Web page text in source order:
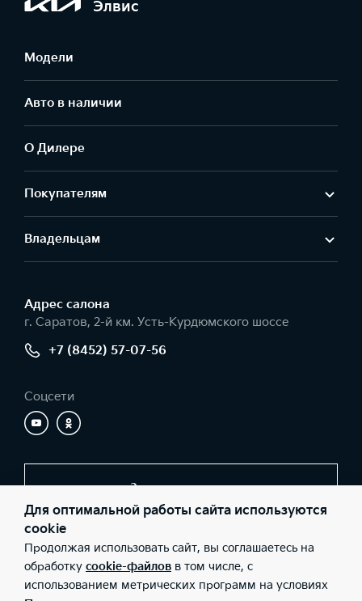
Элвис
Модели
Авто в наличии
О Дилере
Покупателям
Владельцам
Адрес салонa
г. Саратов, 2-й км. Усть-Курдюмского шоссе
+7 (8452) 57-07-56
Соцсети
Заказать звонок
© 2026 Юридические лица ООО «Элвис-КМ» (Фактический
адрес: г. Саратов, 2-й км. Усть-Курдюмского шоссе; Телефон: +7
(8452) 57-07-56; ИНН: 6453077130; ОГРН: 1046405308685), ООО
«Киа Россия и СНГ» (Фактический адрес: г.Москва, Валовая 26;
Для оптимальной работы сайта используются
cookie
Продолжая использовать сайт, вы соглашаетесь на
обработку cookie-файлов в том числе, с
использованием метрических программ на условиях